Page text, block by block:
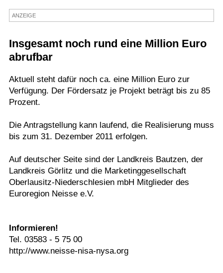
Termine
ANZEIGE
Insgesamt noch rund eine Million Euro
abrufbar
Aktuell steht dafür noch ca. eine Million Euro zur
Verfügung. Der Fördersatz je Projekt beträgt bis zu 85
Prozent.
Die Antragstellung kann laufend, die Realisierung muss
bis zum 31. Dezember 2011 erfolgen.
Auf deutscher Seite sind der Landkreis Bautzen, der
Landkreis Görlitz und die Marketinggesellschaft
Oberlausitz-Niederschlesien mbH Mitglieder des
Euroregion Neisse e.V.
Informieren!
Tel. 03583 - 5 75 00
http://www.neisse-nisa-nysa.org